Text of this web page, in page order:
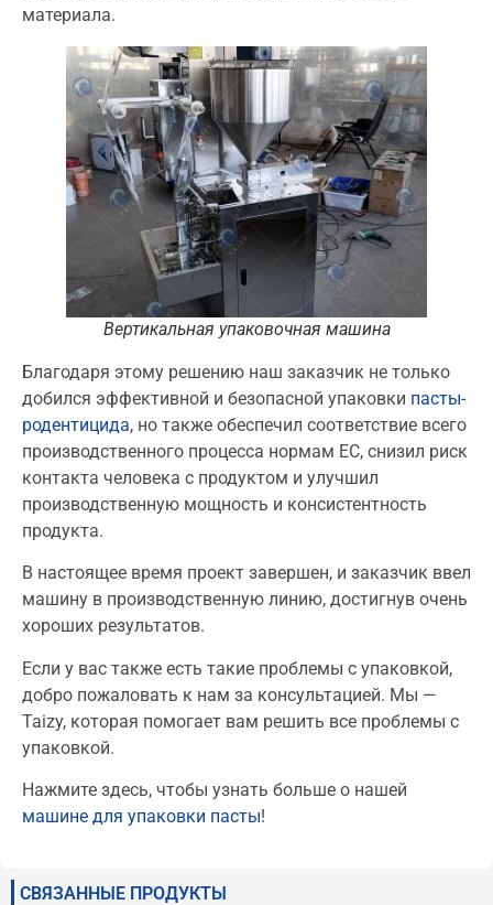
материала.
Вертикальная упаковочная машина
Благодаря этому решению наш заказчик не только
добился эффективной и безопасной упаковки пасты-
родентицида, но также обеспечил соответствие всего
производственного процесса нормам ЕС, снизил риск
контакта человека с продуктом и улучшил
производственную мощность и консистентность
продукта.
В настоящее время проект завершен, и заказчик ввел
машину в производственную линию, достигнув очень
хороших результатов.
Если у вас также есть такие проблемы с упаковкой,
добро пожаловать к нам за консультацией. Мы —
Taizy, которая помогает вам решить все проблемы с
упаковкой.
Нажмите здесь, чтобы узнать больше о нашей
машине для упаковки пасты!
СВЯЗАННЫЕ ПРОДУКТЫ